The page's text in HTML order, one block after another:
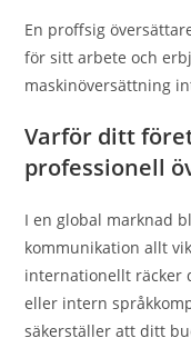
En proffsig
för sitt arbete och
maskinöversättning
Varför ditt
professionell
I en global marknad
kommunikation allt
internationellt räcker
eller intern
säkerställer att ditt